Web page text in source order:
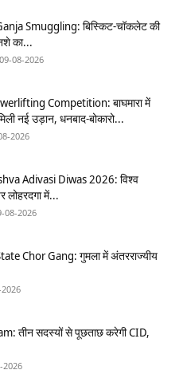
Smuggling: बिस्किट-चॉकलेट की
का...
09-08-2026
Competition: बाघमारा में
नई उड़ान, धनबाद-बोकारो...
2026
Adivasi Diwas 2026: विश्व
लोहरदगा में...
08-2026
Chor Gang: गुमला में अंतरराज्यीय
तीन सदस्यों से पूछताछ करेगी CID,
2026